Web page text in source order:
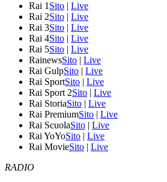
Rai 1 Sito | Live
Rai 2Sito | Live
Rai 3Sito | Live
Rai 4Sito | Live
Rai 5Sito | Live
RainewsSito | Live
Rai GulpSito | Live
Rai SportSito | Live
Rai Sport 2Sito | Live
Rai StoriaSito | Live
Rai PremiumSito | Live
Rai ScuolaSito | Live
Rai YoYoSito | Live
Rai MovieSito | Live
RADIO